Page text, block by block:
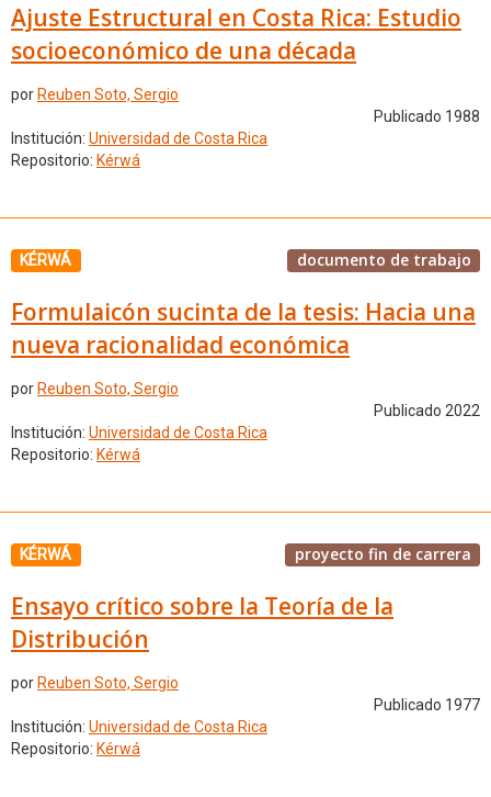
Ajuste Estructural en Costa Rica: Estudio
socioeconómico de una década
por Reuben Soto, Sergio
Publicado 1988
Institución: Universidad de Costa Rica
Repositorio: Kérwá
KÉRWÁ documento de trabajo
Formulaicón sucinta de la tesis: Hacia una
nueva racionalidad económica
por Reuben Soto, Sergio
Publicado 2022
Institución: Universidad de Costa Rica
Repositorio: Kérwá
KÉRWÁ proyecto fin de carrera
Ensayo crítico sobre la Teoría de la
Distribución
por Reuben Soto, Sergio
Publicado 1977
Institución: Universidad de Costa Rica
Repositorio: Kérwá